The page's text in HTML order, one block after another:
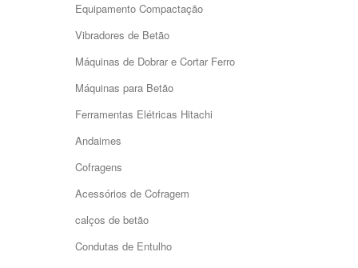
Equipamento Compactação
Vibradores de Betão
Máquinas de Dobrar e Cortar Ferro
Máquinas para Betão
Ferramentas Elétricas Hitachi
Andaimes
Cofragens
Acessórios de Cofragem
calços de betão
Condutas de Entulho